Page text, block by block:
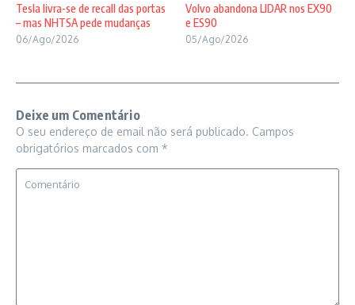
Tesla livra-se de recall das portas
– mas NHTSA pede mudanças
06/Ago/2026
Volvo abandona LIDAR nos EX90
e ES90
05/Ago/2026
Deixe um Comentário
O seu endereço de email não será publicado. Campos
obrigatórios marcados com *